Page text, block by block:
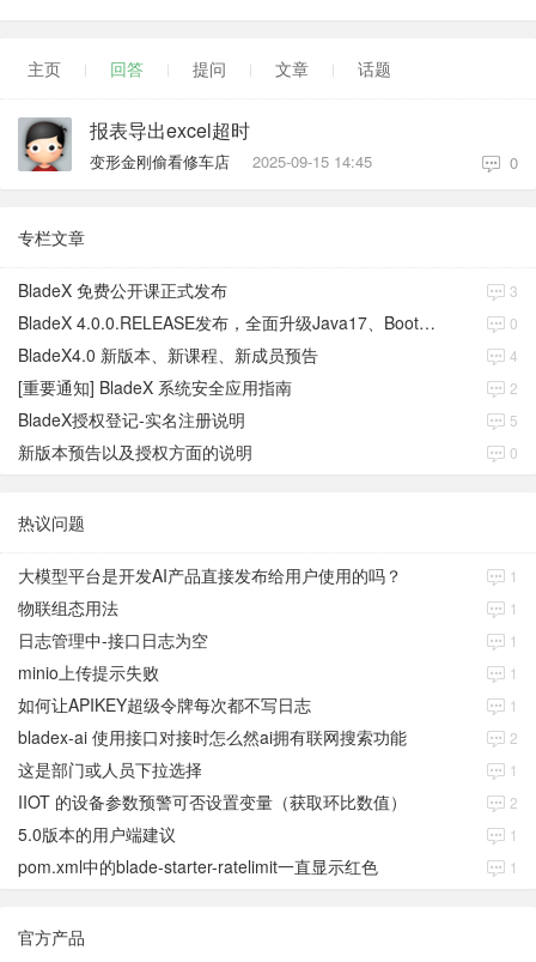
主页 回答 提问 文章 话题
报表导出excel超时
变形金刚偷看修车店 2025-09-15 14:45 0
专栏文章
BladeX 免费公开课正式发布 3
BladeX 4.0.0.RELEASE发布，全面升级Java17、Boot3、Cloud2023 0
BladeX4.0 新版本、新课程、新成员预告 4
[重要通知] BladeX 系统安全应用指南 2
BladeX授权登记-实名注册说明 5
新版本预告以及授权方面的说明 0
热议问题
大模型平台是开发AI产品直接发布给用户使用的吗？ 1
物联组态用法 1
日志管理中-接口日志为空 1
minio上传提示失败 1
如何让APIKEY超级令牌每次都不写日志 1
bladex-ai 使用接口对接时怎么然ai拥有联网搜索功能 2
这是部门或人员下拉选择 1
IIOT 的设备参数预警可否设置变量（获取环比数值） 2
5.0版本的用户端建议 1
pom.xml中的blade-starter-ratelimit一直显示红色 1
官方产品